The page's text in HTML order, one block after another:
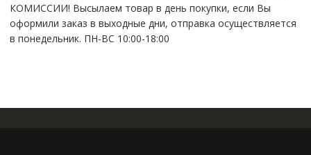
КОМИССИИ! Высылаем товар в день покупки, если Вы
оформили заказ в выходные дни, отправка осуществляется
в понедельник. ПН-ВС 10:00-18:00